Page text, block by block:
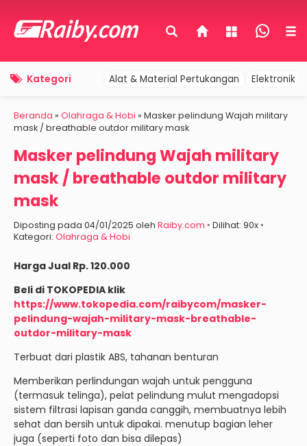
Kategori Alat & Material Pertukangan Elektronik
Beranda » Olahraga & Hobi » Masker pelindung Wajah military
mask / breathable outdor military mask
Masker pelindung Wajah military
mask / breathable outdor military
mask
Diposting pada 04/01/2025 oleh Raiby.com ◦ Dilihat: 90x ◦
Kategori: Olahraga & Hobi
Harga Jual Rp. 120.000
Beli di TOKOPEDIA klik
https://www.tokopedia.com/raibycom/masker-
pelindung-wajah-military-mask-breathable-
outdor-military-mask
Terbuat dari plastik ABS, tahanan benturan
Memberikan perlindungan wajah untuk pengguna
(termasuk telinga), pelat pelindung mulut mengadopsi
sistem filtrasi lapisan ganda canggih, membuatnya lebih
sehat dan bersih untuk dipakai. menutup bagian leher
juga (seperti foto dan bisa dilepas)